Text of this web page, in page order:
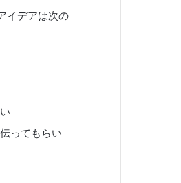
イデアは次の
ってもらい